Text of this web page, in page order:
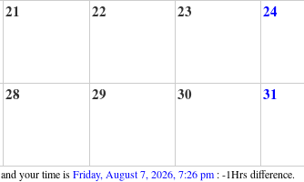
21 22 23 24
28 29 30 31
and your time isFriday, August 7, 2026, 7:26 pm : -1Hrs difference.